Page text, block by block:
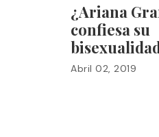
¿Ariana
confiesa su
Abril 02, 2019